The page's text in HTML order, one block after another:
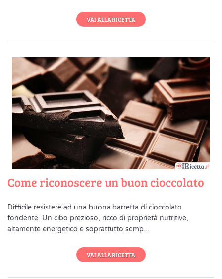
VAI ALLA RICETTA
Come riconoscere un buon cioccolato
Difficile resistere ad una buona barretta di cioccolato
fondente. Un cibo prezioso, ricco di proprietà nutritive,
altamente energetico e soprattutto semp...
VAI ALLA RICETTA